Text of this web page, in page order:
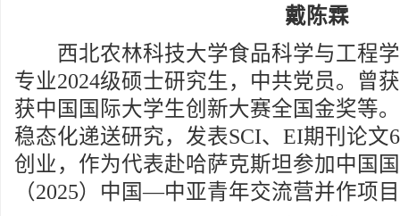
戴陈霖
西北农林科技大学食品科学与工程学
专业2024级硕士研究生，中共党员。曾
获中国国际大学生创新大赛全国金奖等
稳态化递送研究，发表SCI、EI期刊论文
创业，作为代表赴哈萨克斯坦参加中国
（2025）中国—中亚青年交流营并作项